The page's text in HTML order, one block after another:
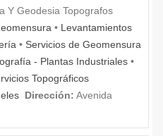
Y Geodesia Topografos
• Levantamientos
• Servicios de Geomensura
- Plantas Industriales •
Topográficos
Dirección: Avenida